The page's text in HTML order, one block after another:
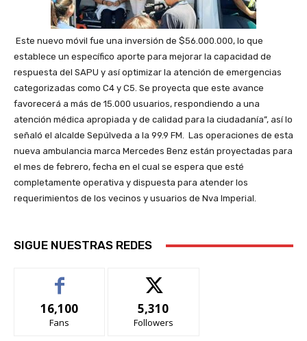
Este nuevo móvil fue una inversión de $56.000.000, lo que
establece un específico aporte para mejorar la capacidad de
respuesta del SAPU y así optimizar la atención de emergencias
categorizadas como C4 y C5. Se proyecta que este avance
favorecerá a más de 15.000 usuarios, respondiendo a una
atención médica apropiada y de calidad para la ciudadanía”, así lo
señaló el alcalde Sepúlveda a la 99.9 FM. Las operaciones de esta
nueva ambulancia marca Mercedes Benz están proyectadas para
el mes de febrero, fecha en el cual se espera que esté
completamente operativa y dispuesta para atender los
requerimientos de los vecinos y usuarios de Nva Imperial.
SIGUE NUESTRAS REDES
16,100
Fans
5,310
Followers